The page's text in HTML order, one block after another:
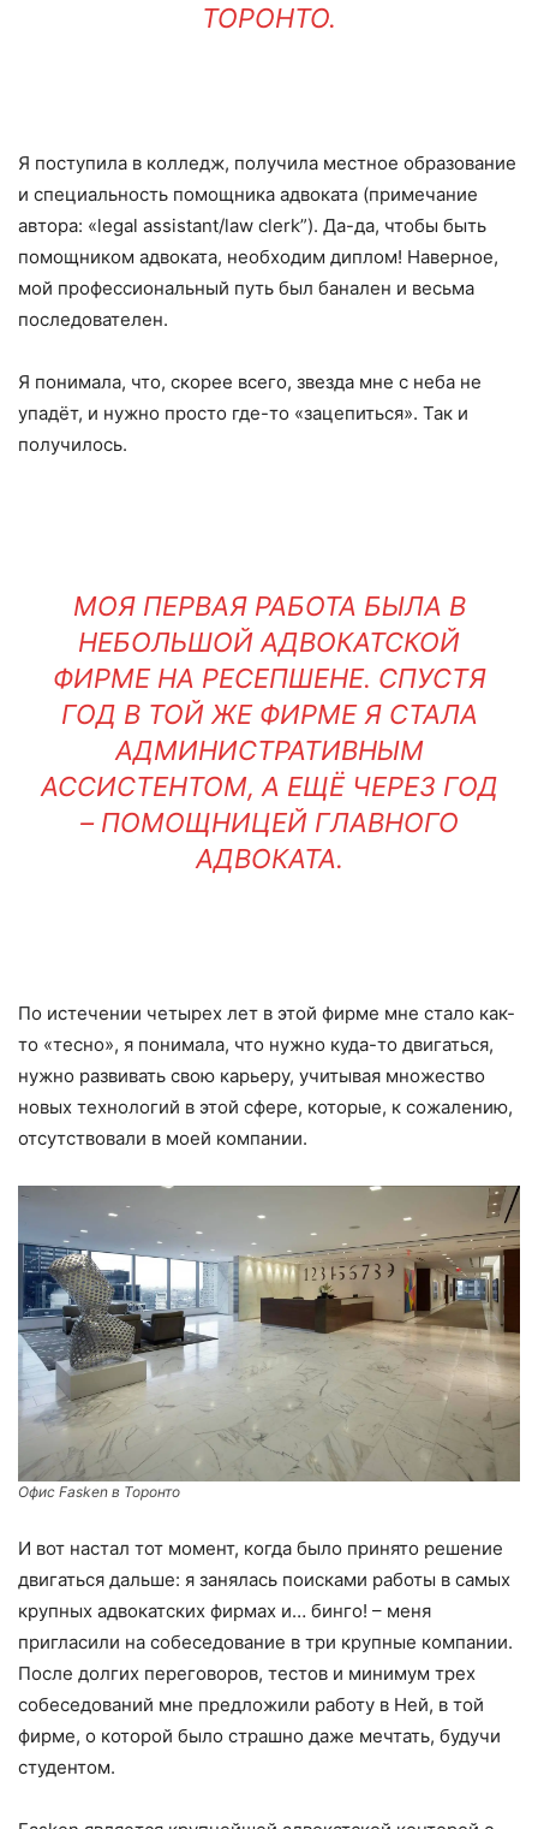
ТОРОНТО.
Я поступила в колледж, получила местное образование
и специальность помощника адвоката (примечание
автора: «legal assistant/law clerk”). Да-да, чтобы быть
помощником адвоката, необходим диплом! Наверное,
мой профессиональный путь был банален и весьма
последователен.
Я понимала, что, скорее всего, звезда мне с неба не
упадёт, и нужно просто где-то «зацепиться». Так и
получилось.
МОЯ ПЕРВАЯ РАБОТА БЫЛА В
НЕБОЛЬШОЙ АДВОКАТСКОЙ
ФИРМЕ НА РЕСЕПШЕНЕ. СПУСТЯ
ГОД В ТОЙ ЖЕ ФИРМЕ Я СТАЛА
АДМИНИСТРАТИВНЫМ
АССИСТЕНТОМ, А ЕЩЁ ЧЕРЕЗ ГОД
– ПОМОЩНИЦЕЙ ГЛАВНОГО
АДВОКАТА.
По истечении четырех лет в этой фирме мне стало как-
то «тесно», я понимала, что нужно куда-то двигаться,
нужно развивать свою карьеру, учитывая множество
новых технологий в этой сфере, которые, к сожалению,
отсутствовали в моей компании.
Офис Fasken в Торонто
И вот настал тот момент, когда было принято решение
двигаться дальше: я занялась поисками работы в самых
крупных адвокатских фирмах и… бинго! – меня
пригласили на собеседование в три крупные компании.
После долгих переговоров, тестов и минимум трех
собеседований мне предложили работу в Ней, в той
фирме, о которой было страшно даже мечтать, будучи
студентом.